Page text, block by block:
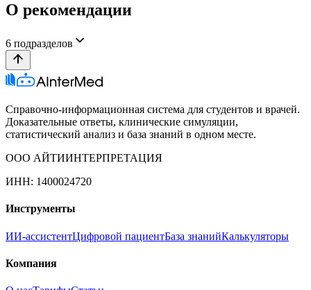
О рекомендации
6 подразделов
Справочно-информационная система для студентов и врачей.
Доказательные ответы, клинические симуляции,
статистический анализ и база знаний в одном месте.
ООО АЙТИИНТЕРПРЕТАЦИЯ
ИНН: 1400024720
Инструменты
ИИ-ассистентЦифровой пациентБаза знанийКалькуляторы
Компания